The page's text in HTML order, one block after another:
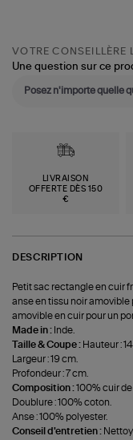
VOTRE CONSEILLÈRE
Une question sur ce
LIVRAISON
OFFERTE DÈS 150
€
DESCRIPTION
Petit sac rectangle en cuir
anse en tissu noir
amovible en cuir pour un
Made in : Inde.
Taille & Coupe : Hauteur :
Largeur : 19 cm.
Profondeur : 7 cm.
Composition :100% cuir de
Doublure : 100% coton.
Anse : 100% polyester.
Conseil d'entretien :